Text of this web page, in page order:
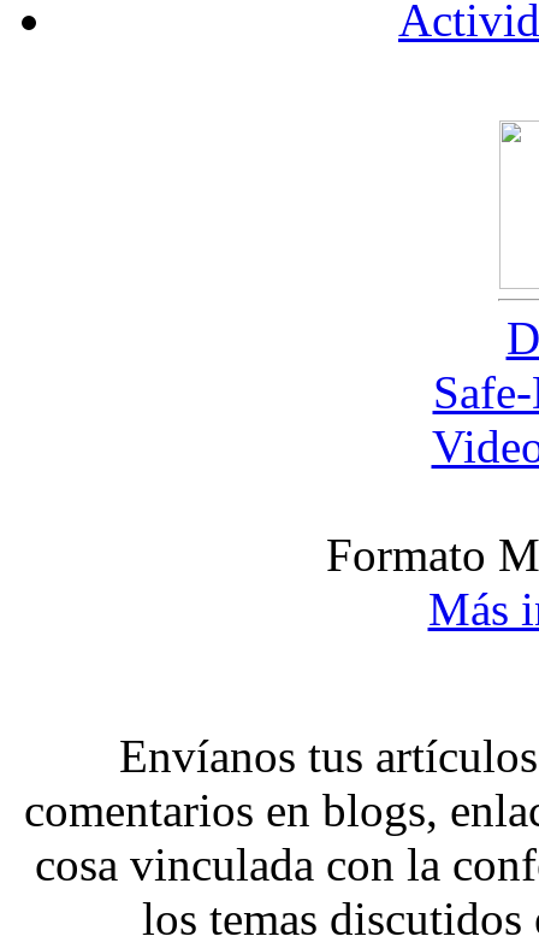
Formato
Más
Envíanos tus
comentarios en blogs,
cosa vinculada con la
los temas discutidos